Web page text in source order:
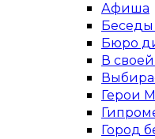
Афиша
Беседы
Бюро
В
Герои
Город